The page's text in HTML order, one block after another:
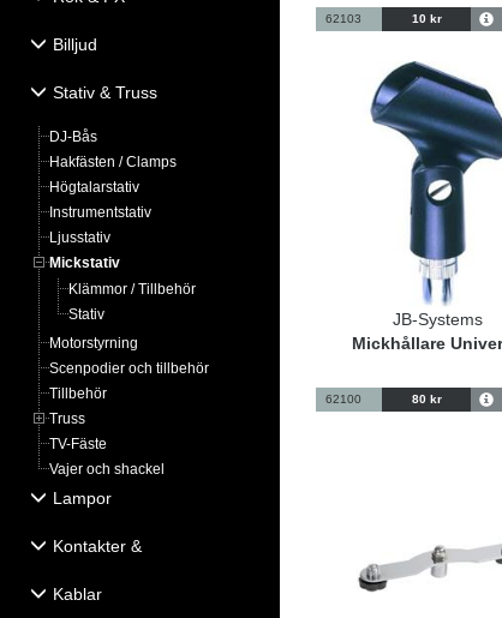
Billjud
Stativ & Truss
DJ-Bås
Hakfästen / Clamps
Högtalarstativ
Instrumentstativ
Ljusstativ
Mickstativ
Klämmor / Tillbehör
Stativ
Motorstyrning
Scenpodier och tillbehör
Tillbehör
Truss
TV-Fäste
Vajer och shackel
Lampor
Kontakter &
Kablar
62103 10 kr
JB-Systems
Mickhållare
62100 80 kr